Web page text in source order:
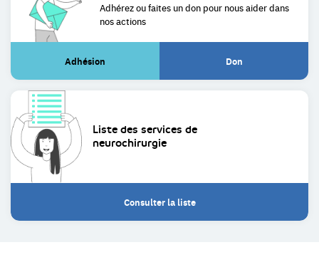
Adhérez ou faites un don pour nous aider dans
nos actions
Adhésion
(Lien Don
(Lien
Liste des services de
neurochirurgie
Consulter la liste